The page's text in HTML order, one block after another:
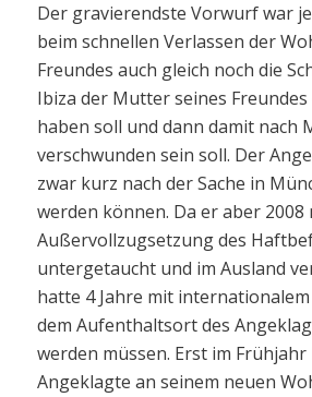
Der gravierendste Vorwurf war
beim schnellen Verlassen der
Freundes auch gleich noch die
Ibiza der Mutter seines
haben soll und dann damit nach
verschwunden sein soll. Der
zwar kurz nach der Sache in
werden können. Da er aber 2008
Außervollzugsetzung des
untergetaucht und im Ausland
hatte 4 Jahre mit
dem Aufenthaltsort des
werden müssen. Erst im
Angeklagte an seinem neuen